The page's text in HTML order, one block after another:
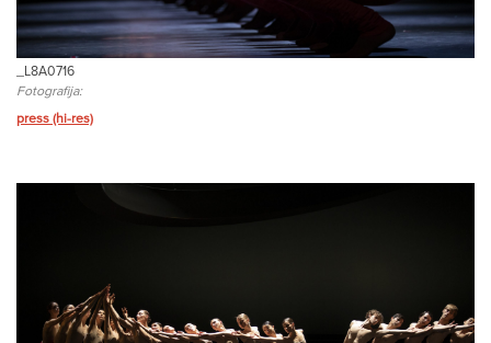
_L8A0716
Fotografija:
press (hi-res)